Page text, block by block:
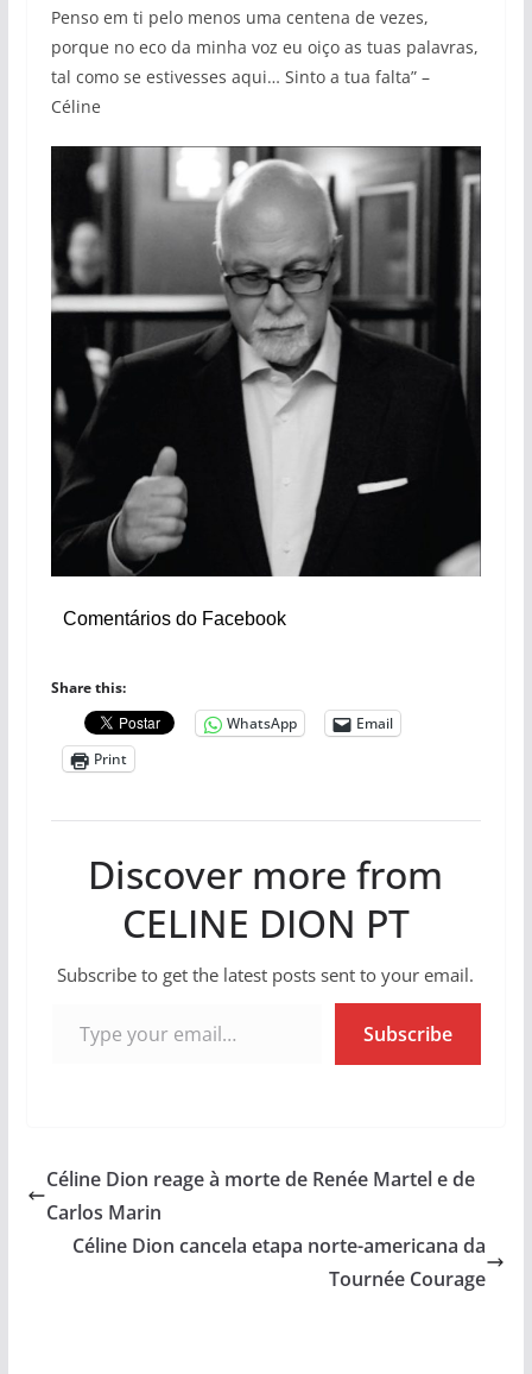
Penso em ti pelo menos uma centena de vezes,
porque no eco da minha voz eu oiço as tuas palavras,
tal como se estivesses aqui… Sinto a tua falta” –
Céline
Comentários do Facebook
Share this:
WhatsApp
Email
Print
Discover more from
CELINE DION PT
Subscribe to get the latest posts sent to your email.
Subscribe
Céline Dion reage à morte de Renée Martel e de
Carlos Marin
Céline Dion cancela etapa norte-americana da
Tournée Courage